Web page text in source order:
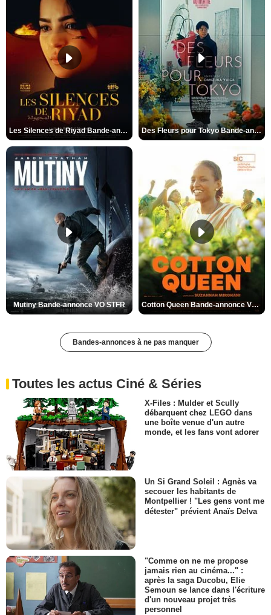
Les Silences de Riyad Bande-annonce VO STFR Des Fleurs pour Tokyo Bande-annonce VO STFR
Mutiny Bande-annonce VO STFR Cotton Queen Bande-annonce VO STFR
Bandes-annonces à ne pas manquer
Toutes les actus Ciné & Séries
X-Files : Mulder et Scully
débarquent chez LEGO dans
une boîte venue d'un autre
monde, et les fans vont adorer
Un Si Grand Soleil : Agnès va
secouer les habitants de
Montpellier ! "Les gens vont me
détester" prévient Anaïs Delva
"Comme on ne me propose
jamais rien au cinéma..." :
après la saga Ducobu, Elie
Semoun se lance dans l'écriture
d'un nouveau projet très
personnel